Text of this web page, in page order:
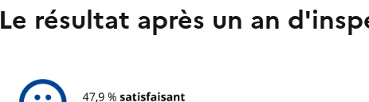
Le résultat après un an